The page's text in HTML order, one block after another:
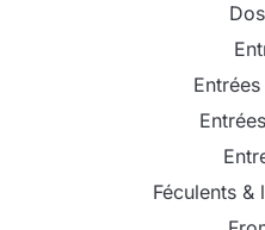
Féculents &